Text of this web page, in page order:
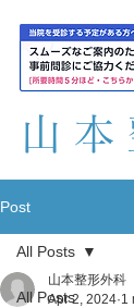
山本
Post
All Posts
All Posts
山本整形外科
Apr 2, 2024 1